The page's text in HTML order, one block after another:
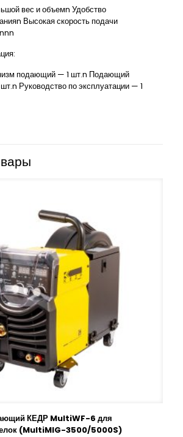
вес и объемn Удобство
Высокая скорость подачи
подающий — 1 шт.n Подающий
Руководство по эксплуатации — 1
КЕДР MultiWF-6 для
(MultiMIG-3500/5000S)